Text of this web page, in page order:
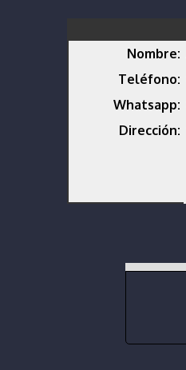
Nombre:
Teléfono:
Whatsapp:
Dirección: